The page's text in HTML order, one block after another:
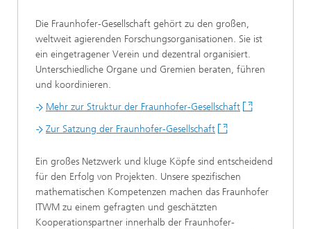
Die Fraunhofer-Gesellschaft gehört zu den großen,
weltweit agierenden Forschungsorganisationen. Sie ist
ein eingetragener Verein und dezentral organisiert.
Unterschiedliche Organe und Gremien beraten, führen
und koordinieren.
Mehr zur Struktur der Fraunhofer-Gesellschaft
Zur Satzung der Fraunhofer-Gesellschaft
Ein großes Netzwerk und kluge Köpfe sind entscheidend
für den Erfolg von Projekten. Unsere spezifischen
mathematischen Kompetenzen machen das Fraunhofer
ITWM zu einem gefragten und geschätzten
Kooperationspartner innerhalb der Fraunhofer-